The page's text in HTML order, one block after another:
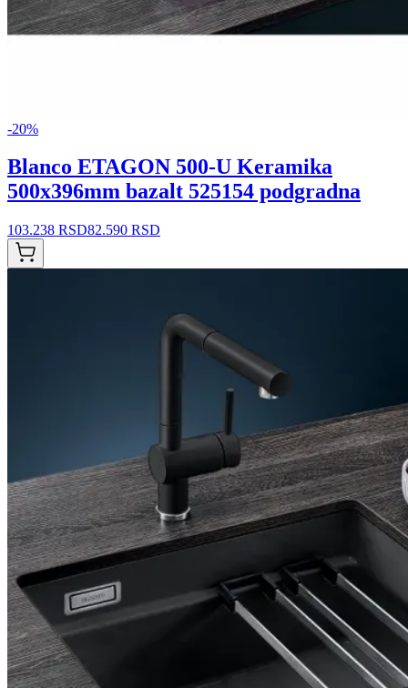
-20%
Blanco ETAGON 500-U Keramika
500x396mm bazalt 525154 podgradna
103.238 RSD82.590 RSD